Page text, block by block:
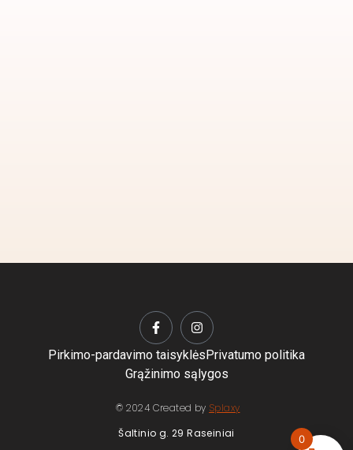
Pirkimo-pardavimo taisyklėsPrivatumo politika
Grąžinimo sąlygos
© 2024 Created by Splaxy
Šaltinio g. 29 Raseiniai
0